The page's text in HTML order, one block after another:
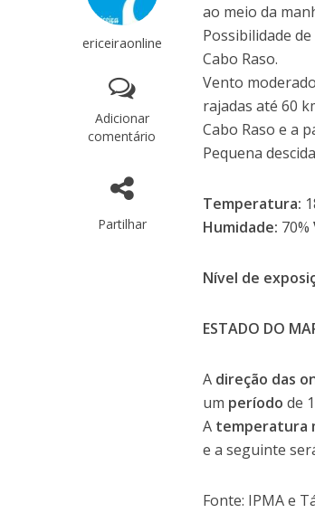
ericeiraonline
Adicionar
comentário
Partilhar
ao meio da
Possibilidade
Cabo Raso.
Vento
rajadas até 60
Cabo Raso e a
Pequena
Temperatura:
Humidade: 70%
Nível de
ESTADO DO
A direção das
um períodode
A temperatura
e a seguinte
Fonte: IPMA e